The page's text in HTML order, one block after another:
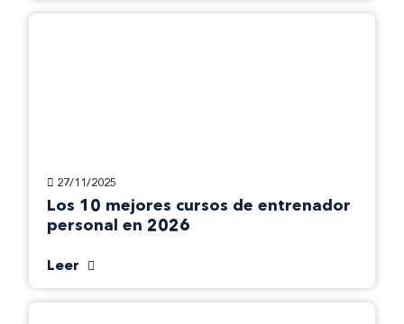
27/11/2025
Los 10 mejores cursos de entrenador
personal en 2026
Leer